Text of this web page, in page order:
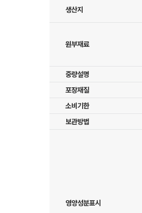
생산지
원부재료
중량설명
포장재질
소비기한
보관방법
영양성분표시